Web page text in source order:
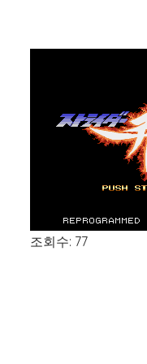
조회수: 77